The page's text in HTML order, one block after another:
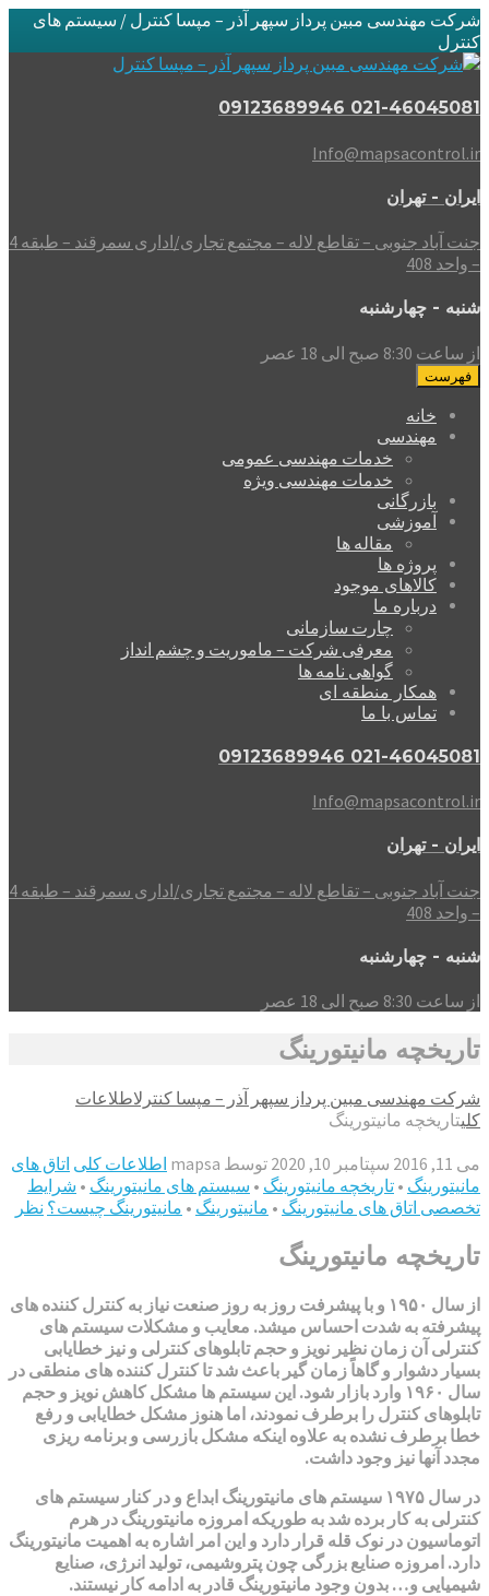
شرکت مهندسی مبین پرداز سپهر آذر – مپسا کنترل / سیستم های
کنترل
021-46045081 09123689946
Info@mapsacontrol.ir
ایران - تهران
جنت آباد جنوبی – تقاطع لاله – مجتمع تجاری/اداری سمرقند – طبقه 4
– واحد 408
شنبه - چهارشنبه
از ساعت 8:30 صبح الی 18 عصر
فهرست
خانه
مهندسی
خدمات مهندسی عمومی
خدمات مهندسی ویژه
بازرگانی
آموزشی
مقاله ها
پروژه ها
کالاهای موجود
درباره ما
چارت سازمانی
معرفی شرکت – ماموریت و چشم انداز
گواهی نامه ها
همکار منطقه ای
تماس با ما
021-46045081 09123689946
Info@mapsacontrol.ir
ایران - تهران
جنت آباد جنوبی – تقاطع لاله – مجتمع تجاری/اداری سمرقند – طبقه 4
– واحد 408
شنبه - چهارشنبه
از ساعت 8:30 صبح الی 18 عصر
تاریخچه مانیتورینگ
شرکت مهندسی مبین پرداز سپهر آذر – مپسا کنترلاطلاعات
کلیتاریخچه مانیتورینگ
می 11, 2016
سپتامبر 10, 2020 توسط mapsa اطلاعات کلی اتاق های
مانیتورینگ • تاریخچه مانیتورینگ • سیستم های مانیتورینگ • شرایط
تخصصی اتاق های مانیتورینگ • مانیتورینگ • مانیتورینگ چیست؟ نظر
تاریخچه مانیتورینگ
از سال ۱۹۵۰ و با پیشرفت روز به روز صنعت نیاز به کنترل کننده های
پیشرفته به شدت احساس میشد. معایب و مشکلات سیستم های
کنترلی آن زمان نظیر نویز و حجم تابلوهای کنترلی و نیز خطایابی
بسیار دشوار و گاهاً زمان گیر باعث شد تا کنترل کننده های منطقی در
سال ۱۹۶۰ وارد بازار شود. این سیستم ها مشکل کاهش نویز و حجم
تابلوهای کنترل را برطرف نمودند، اما هنوز مشکل خطایابی و رفع
خطا برطرف نشده به علاوه اینکه مشکل بازرسی و برنامه ریزی
مجدد آنها نیز وجود داشت.
در سال ۱۹۷۵ سیستم های مانیتورینگ ابداع و در کنار سیستم های
کنترلی به کار برده شد به طوریکه امروزه مانیتورینگ در هرم
اتوماسیون در نوک قله قرار دارد و این امر اشاره به اهمیت مانیتورینگ
دارد. امروزه صنایع بزرگی چون پتروشیمی، تولید انرژی، صنایع
شیمیایی و… بدون وجود مانیتورینگ قادر به ادامه کار نیستند.